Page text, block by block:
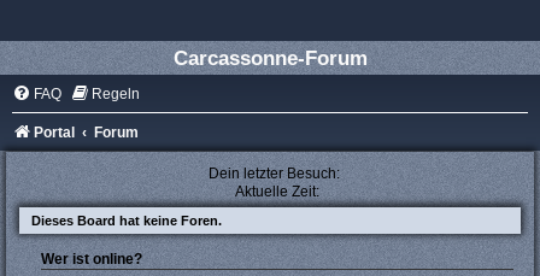
Carcassonne-Forum
FAQ Regeln
Portal Forum
Dein letzter Besuch:
Aktuelle Zeit:
Dieses Board hat keine Foren.
Wer ist online?